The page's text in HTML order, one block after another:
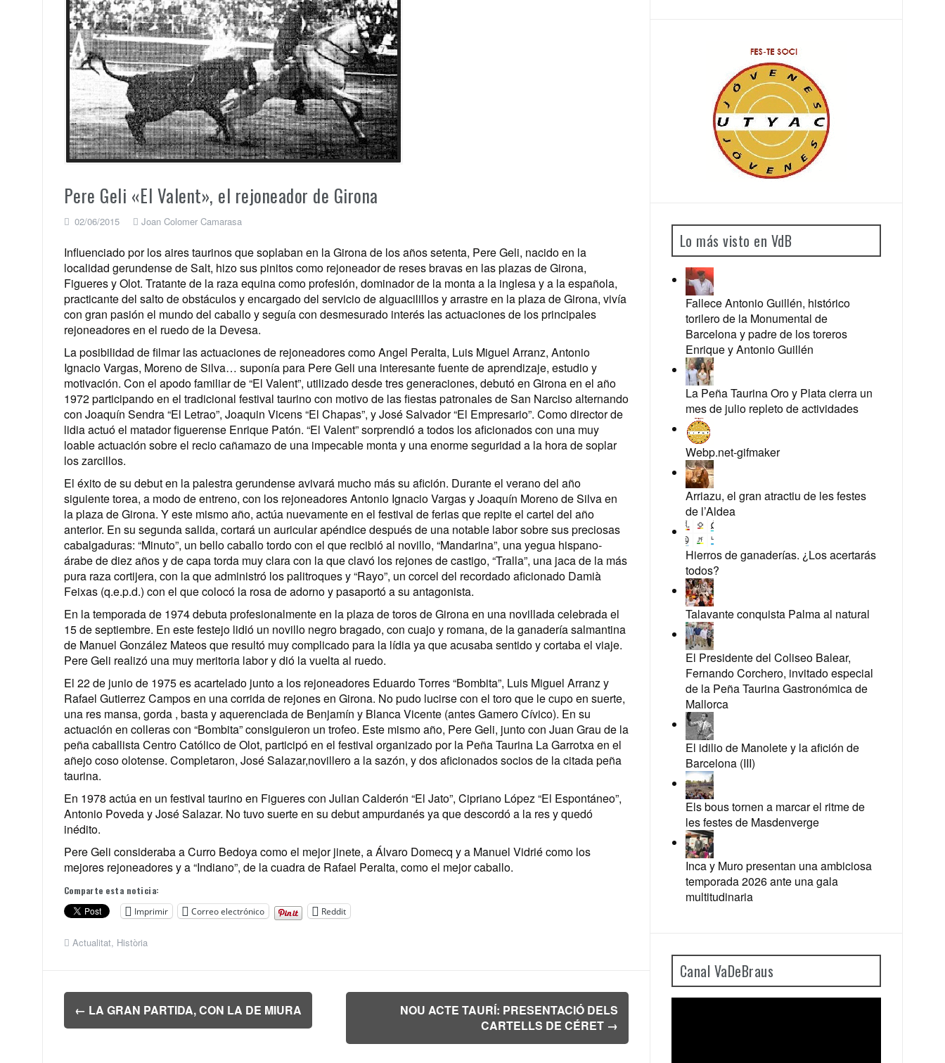
Pere Geli «El Valent», el rejoneador de Girona
02/06/2015 Joan Colomer Camarasa
Influenciado por los aires taurinos que soplaban en la Girona de los años setenta, Pere Geli, nacido en la
localidad gerundense de Salt, hizo sus pinitos como rejoneador de reses bravas en las plazas de Girona,
Figueres y Olot. Tratante de la raza equina como profesión, dominador de la monta a la inglesa y a la española,
practicante del salto de obstáculos y encargado del servicio de alguacilillos y arrastre en la plaza de Girona, vivía
con gran pasión el mundo del caballo y seguía con desmesurado interés las actuaciones de los principales
rejoneadores en el ruedo de la Devesa.
La posibilidad de filmar las actuaciones de rejoneadores como Angel Peralta, Luis Miguel Arranz, Antonio
Ignacio Vargas, Moreno de Silva… suponía para Pere Geli una interesante fuente de aprendizaje, estudio y
motivación. Con el apodo familiar de “El Valent”, utilizado desde tres generaciones, debutó en Girona en el año
1972 participando en el tradicional festival taurino con motivo de las fiestas patronales de San Narciso alternando
con Joaquín Sendra “El Letrao”, Joaquin Vicens “El Chapas”, y José Salvador “El Empresario”. Como director de
lidia actuó el matador figuerense Enrique Patón. “El Valent” sorprendió a todos los aficionados con una muy
loable actuación sobre el recio cañamazo de una impecable monta y una enorme seguridad a la hora de soplar
los zarcillos.
El éxito de su debut en la palestra gerundense avivará mucho más su afición. Durante el verano del año
siguiente torea, a modo de entreno, con los rejoneadores Antonio Ignacio Vargas y Joaquín Moreno de Silva en
la plaza de Girona. Y este mismo año, actúa nuevamente en el festival de ferias que repite el cartel del año
anterior. En su segunda salida, cortará un auricular apéndice después de una notable labor sobre sus preciosas
cabalgaduras: “Minuto”, un bello caballo tordo con el que recibió al novillo, “Mandarina”, una yegua hispano-
árabe de diez años y de capa torda muy clara con la que clavó los rejones de castigo, “Tralla”, una jaca de la más
pura raza cortijera, con la que administró los palitroques y “Rayo”, un corcel del recordado aficionado Damià
Feixas (q.e.p.d.) con el que colocó la rosa de adorno y pasaportó a su antagonista.
En la temporada de 1974 debuta profesionalmente en la plaza de toros de Girona en una novillada celebrada el
15 de septiembre. En este festejo lidió un novillo negro bragado, con cuajo y romana, de la ganadería salmantina
de Manuel González Mateos que resultó muy complicado para la lídia ya que acusaba sentido y cortaba el viaje.
Pere Geli realizó una muy meritoria labor y dió la vuelta al ruedo.
El 22 de junio de 1975 es acartelado junto a los rejoneadores Eduardo Torres “Bombita”, Luis Miguel Arranz y
Rafael Gutierrez Campos en una corrida de rejones en Girona. No pudo lucirse con el toro que le cupo en suerte,
una res mansa, gorda , basta y aquerenciada de Benjamín y Blanca Vicente (antes Gamero Cívico). En su
actuación en colleras con “Bombita” consiguieron un trofeo. Este mismo año, Pere Geli, junto con Juan Grau de la
peña caballista Centro Católico de Olot, participó en el festival organizado por la Peña Taurina La Garrotxa en el
añejo coso olotense. Completaron, José Salazar,novillero a la sazón, y dos aficionados socios de la citada peña
taurina.
En 1978 actúa en un festival taurino en Figueres con Julian Calderón “El Jato”, Cipriano López “El Espontáneo”,
Antonio Poveda y José Salazar. No tuvo suerte en su debut ampurdanés ya que descordó a la res y quedó
inédito.
Pere Geli consideraba a Curro Bedoya como el mejor jinete, a Álvaro Domecq y a Manuel Vidrié como los
mejores rejoneadores y a “Indiano”, de la cuadra de Rafael Peralta, como el mejor caballo.
Comparte esta noticia:
Imprimir
Correo electrónico Reddit
Actualitat, Història
Navegación
de← LA GRAN PARTIDA, CON LA DE MIURA
NOU ACTE TAURÍ: PRESENTACIÓ DELS
CARTELLS DE CÉRET →
Lo más visto en VdB
Fallece Antonio Guillén, histórico
torilero de la Monumental de
Barcelona y padre de los toreros
Enrique y Antonio Guillén
La Peña Taurina Oro y Plata cierra un
mes de julio repleto de actividades
Webp.net-gifmaker
Arriazu, el gran atractiu de les festes
de l’Aldea
Hierros de ganaderías. ¿Los acertarás
todos?
Talavante conquista Palma al natural
El Presidente del Coliseo Balear,
Fernando Corchero, invitado especial
de la Peña Taurina Gastronómica de
Mallorca
El idilio de Manolete y la afición de
Barcelona (III)
Els bous tornen a marcar el ritme de
les festes de Masdenverge
Inca y Muro presentan una ambiciosa
temporada 2026 ante una gala
multitudinaria
Canal VaDeBraus